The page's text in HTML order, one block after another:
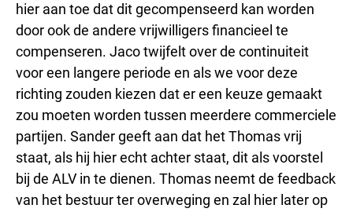
hier aan toe dat dit gecompenseerd kan worden
door ook de andere vrijwilligers financieel te
compenseren. Jaco twijfelt over de continuiteit
voor een langere periode en als we voor deze
richting zouden kiezen dat er een keuze gemaakt
zou moeten worden tussen meerdere commerciele
partijen. Sander geeft aan dat het Thomas vrij
staat, als hij hier echt achter staat, dit als voorstel
bij de ALV in te dienen. Thomas neemt de feedback
van het bestuur ter overweging en zal hier later op